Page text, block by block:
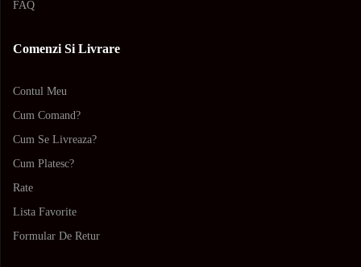
FAQ
Comenzi Si Livrare
Contul Meu
Cum Comand?
Cum Se Livreaza?
Cum Platesc?
Rate
Lista Favorite
Formular De Retur